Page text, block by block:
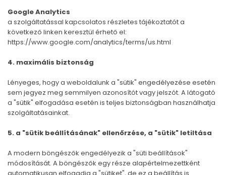
Google Analytics
a szolgáltatással kapcsolatos részletes tájékoztatót a
következő linken keresztül érhető el:
https://www.google.com/analytics/terms/us.html
4. maximális biztonság
Lényeges, hogy a weboldalunk a "sütik" engedélyezése esetén
sem jegyez meg semmilyen azonosítót vagy jelszót. A látogató
a "sütik" elfogadása esetén is teljes biztonságban használhatja
szolgáltatásainkat.
5. a "sütik beállításának" ellenőrzése, a "sütik" letiltása
A modern böngészők engedélyezik a "süti beállítások"
módosítását. A böngészők egy része alapértelmezettként